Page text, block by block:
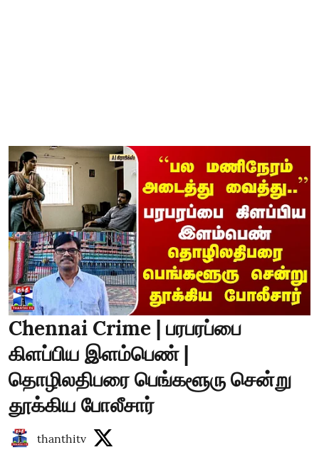
Chennai Crime | பரபரப்பை
கிளப்பிய இளம்பெண் |
தொழிலதிபரை பெங்களூரு சென்று
தூக்கிய போலீசார்
thanthitv